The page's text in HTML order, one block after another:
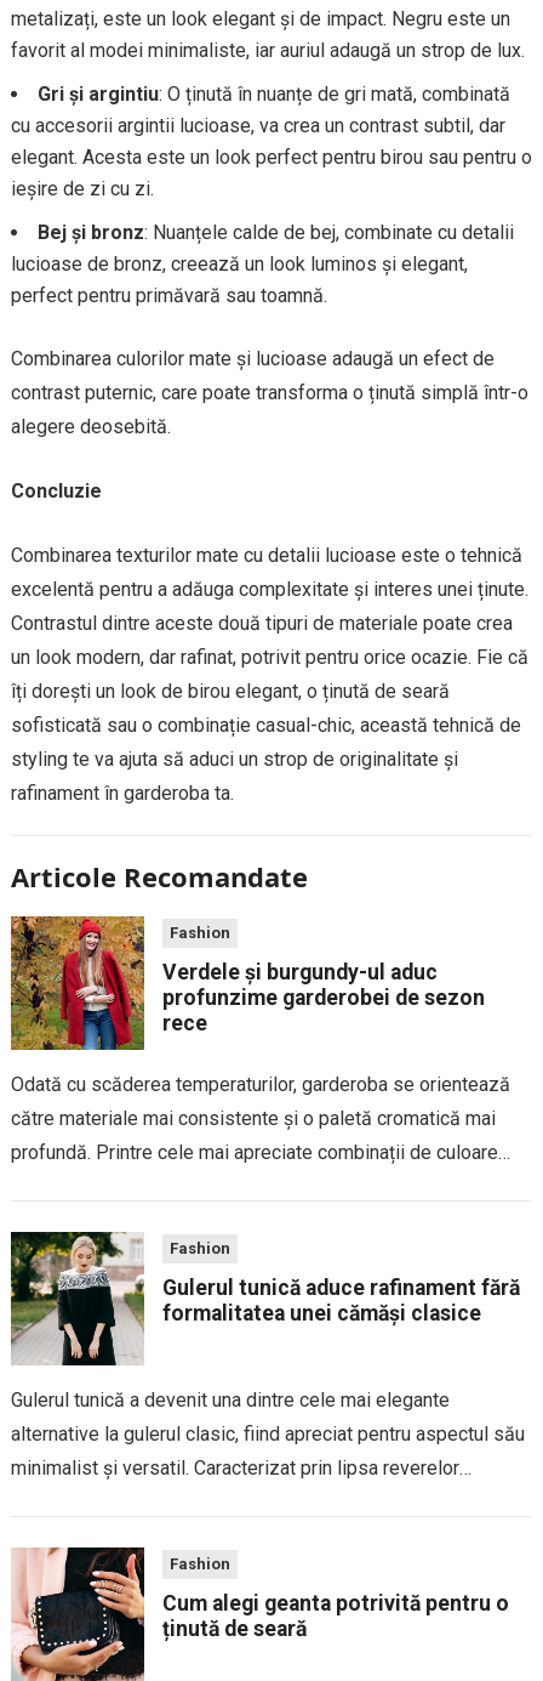
metalizați, este un look elegant și de impact. Negru este un
favorit al modei minimaliste, iar auriul adaugă un strop de lux.
Gri și argintiu: O ținută în nuanțe de gri mată, combinată
cu accesorii argintii lucioase, va crea un contrast subtil, dar
elegant. Acesta este un look perfect pentru birou sau pentru o
ieșire de zi cu zi.
Bej și bronz: Nuanțele calde de bej, combinate cu detalii
lucioase de bronz, creează un look luminos și elegant,
perfect pentru primăvară sau toamnă.
Combinarea culorilor mate și lucioase adaugă un efect de
contrast puternic, care poate transforma o ținută simplă într-o
alegere deosebită.
Concluzie
Combinarea texturilor mate cu detalii lucioase este o tehnică
excelentă pentru a adăuga complexitate și interes unei ținute.
Contrastul dintre aceste două tipuri de materiale poate crea
un look modern, dar rafinat, potrivit pentru orice ocazie. Fie că
îți dorești un look de birou elegant, o ținută de seară
sofisticată sau o combinație casual-chic, această tehnică de
styling te va ajuta să aduci un strop de originalitate și
rafinament în garderoba ta.
Articole Recomandate
Fashion
Verdele și burgundy-ul aduc
profunzime garderobei de sezon
rece
Odată cu scăderea temperaturilor, garderoba se orientează
către materiale mai consistente și o paletă cromatică mai
profundă. Printre cele mai apreciate combinații de culoare
Fashion
Gulerul tunică aduce rafinament fără
formalitatea unei cămăși clasice
Gulerul tunică a devenit una dintre cele mai elegante
alternative la gulerul clasic, fiind apreciat pentru aspectul său
minimalist și versatil. Caracterizat prin lipsa reverelor
Fashion
Cum alegi geanta potrivită pentru o
ținută de seară